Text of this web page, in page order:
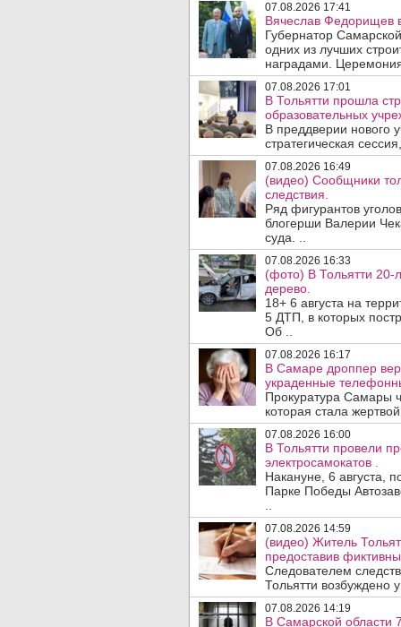
07.08.2026 17:41
Вячеслав Федорищев
Губернатор
одних из лучших
наградами.
07.08.2026 17:01
В Тольятти прошла
образовательных
В преддверии нового
стратегическая
07.08.2026 16:49
(видео) Сообщники
следствия.
Ряд фигурантов
блогерши Валерии
суда. ..
07.08.2026 16:33
(фото) В Тольятти 20-
дерево.
18+ 6 августа на
5 ДТП, в которых
Об ..
07.08.2026 16:17
В Самаре дроппер
украденные
Прокуратура Самары
которая стала
07.08.2026 16:00
В Тольятти провели
электросамокатов .
Накануне, 6 августа,
Парке Победы
07.08.2026 14:59
(видео) Житель
предоставив
Следователем
Тольятти возбуждено
07.08.2026 14:19
В Самарской области